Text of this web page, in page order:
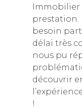
Immobilier
prestation.
besoin
délai très
nous pu
découvrir
!